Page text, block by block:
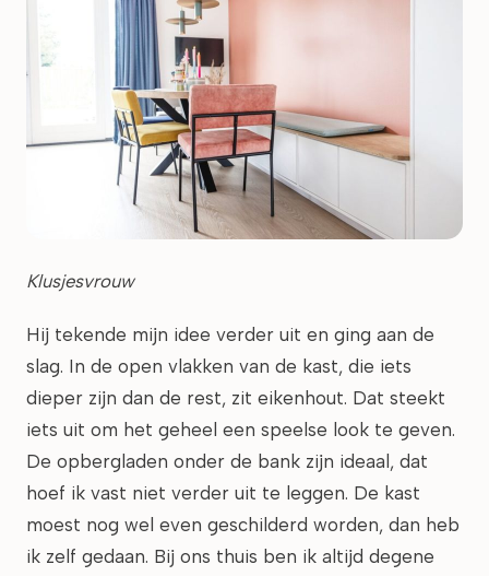
Klusjesvrouw
Hij tekende mijn idee verder uit en ging aan de
slag. In de open vlakken van de kast, die iets
dieper zijn dan de rest, zit eikenhout. Dat steekt
iets uit om het geheel een speelse look te geven.
De opbergladen onder de bank zijn ideaal, dat
hoef ik vast niet verder uit te leggen. De kast
moest nog wel even geschilderd worden, dan heb
ik zelf gedaan. Bij ons thuis ben ik altijd degene